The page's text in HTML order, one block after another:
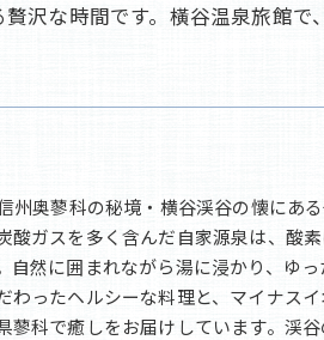
沢な時間です。橫谷温泉旅館
州奥蓼科の秘境・横谷渓谷の懐にあ
酸ガスを多く含んだ自家源泉は、酸
自然に囲まれながら湯に浸かり、ゆ
わったヘルシーな料理と、マイナス
蓼科で癒しをお届けしています。渓